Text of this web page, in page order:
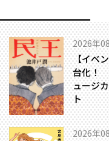
2026年
【イベ
台化！
ュージ
ト
2026年